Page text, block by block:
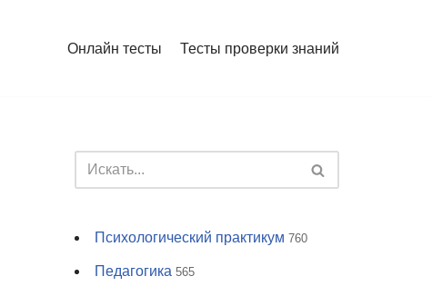
Онлайн тесты Тесты проверки знаний
Психологический практикум 760
Педагогика 565